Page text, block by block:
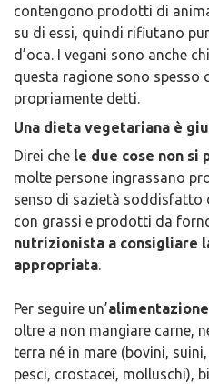
contengono prodotti di
su di essi, quindi rifiutano
d’oca. I vegani sono anche
questa ragione sono spesso
propriamente detti.
Una dieta vegetariana è
Direi che le due cose non si
molte persone ingrassano
senso di sazietà soddisfatto
con grassi e prodotti da
nutrizionista a consigliare
appropriata.
Per seguire un’
oltre a non mangiare carne,
terra né in mare (bovini,
pesci, crostacei, molluschi),